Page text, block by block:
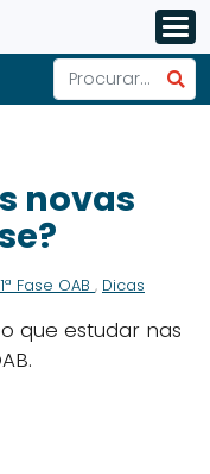
novas
1ª Fase OAB , Dicas
que estudar nas